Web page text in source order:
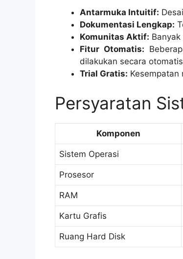
Antarmuka Intuitif:
Dokumentasi Lengkap:
Komunitas Aktif:
Fitur Otomatis:
dilakukan secara
Trial Gratis: Kesempatan
Persyaratan
Komponen
Sistem Operasi
Prosesor
RAM
Kartu Grafis
Ruang Hard Disk